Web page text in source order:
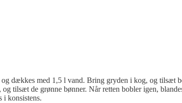
dækkes med 1,5 l vand. Bring gryden i kog, og tilsæt
tilsæt de grønne bønner. Når retten bobler igen,
i konsistens.